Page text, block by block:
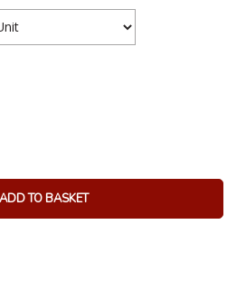
ADD TO BASKET